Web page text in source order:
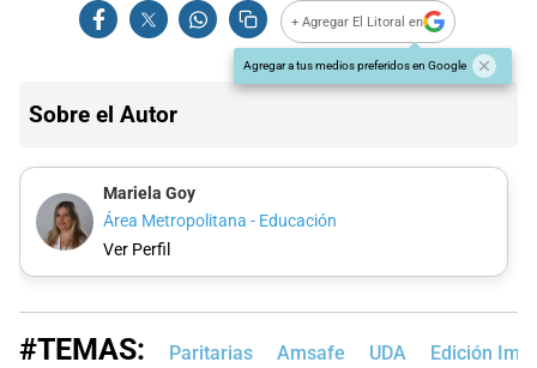
+ Agregar El Litoral en
Agregar a tus medios preferidos en Google
Sobre el Autor
Mariela Goy
Área Metropolitana - Educación
Ver Perfil
#TEMAS: Paritarias Amsafe UDA Edición